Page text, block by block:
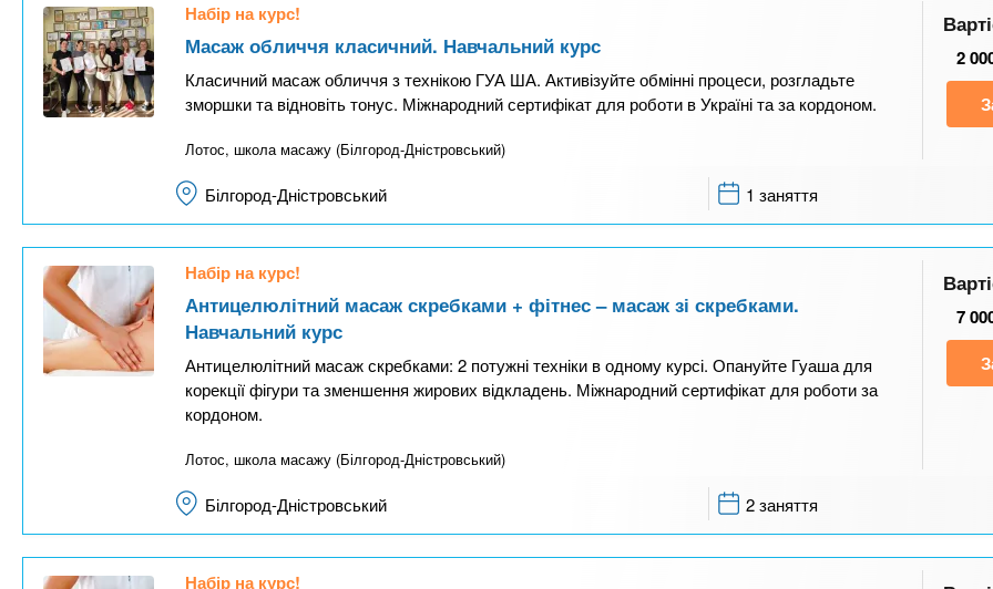
Набір на курс!
Масаж обличчя класичний. Навчальний курс
Класичний масаж обличчя з технікою ГУА ША. Активізуйте обмінні процеси, розгладьте
зморшки та відновіть тонус. Міжнародний сертифікат для роботи в Україні та за кордоном.
Лотос, школа масажу (Білгород-Дністровський)
2
Білгород-Дністровський 1 заняття
Набір на курс!
Антицелюлітний масаж скребками + фітнес – масаж зі скребками.
Навчальний курс
Антицелюлітний масаж скребками: 2 потужні техніки в одному курсі. Опануйте Гуаша для
корекції фігури та зменшення жирових відкладень. Міжнародний сертифікат для роботи за
кордоном.
Лотос, школа масажу (Білгород-Дністровський)
7
Білгород-Дністровський 2 заняття
Набір на курс!